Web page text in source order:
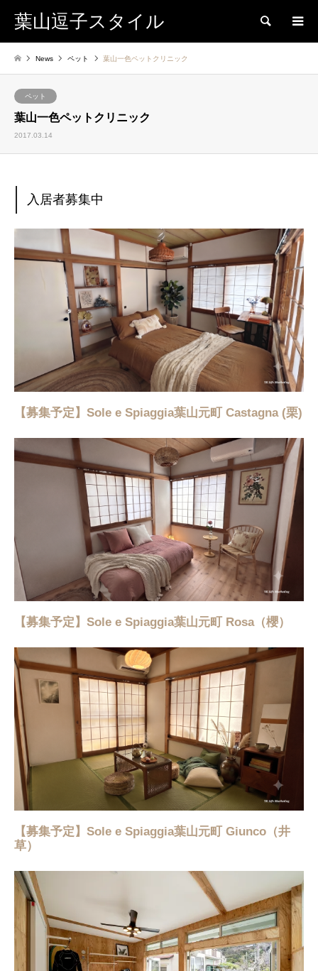
葉山逗子スタイル 検索
News ペット 葉山一色ペットクリニック
ペット
葉山一色ペットクリニック
2017.03.14
入居者募集中
【募集予定】Sole e Spiaggia葉山元町 Castagna (栗)
【募集予定】Sole e Spiaggia葉山元町 Rosa（櫻）
【募集予定】Sole e Spiaggia葉山元町 Giunco（井
草）